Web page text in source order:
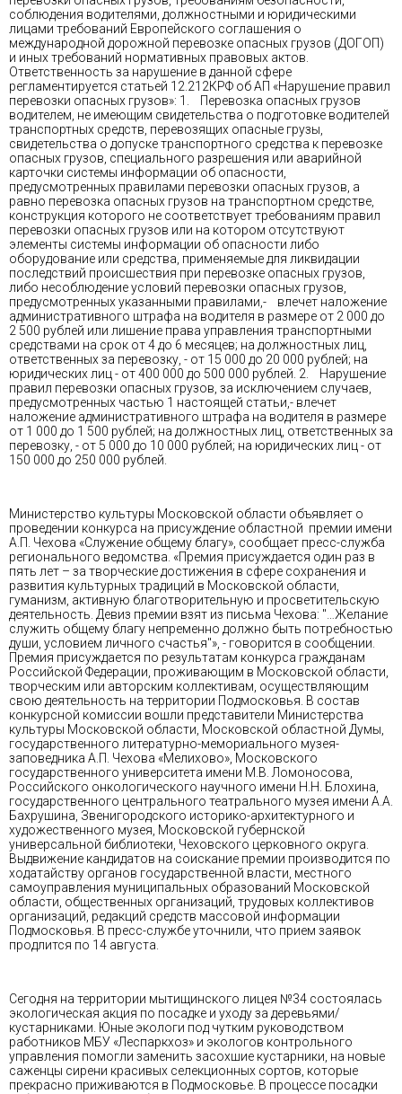
соблюдения водителями, должностными и юридическими
лицами требований Европейского соглашения о
международной дорожной перевозке опасных грузов (ДОГОП)
и иных требований нормативных правовых актов.
Ответственность за нарушение в данной сфере
регламентируется статьей 12.212КРФ об АП «Нарушение правил
перевозки опасных грузов»: 1. Перевозка опасных грузов
водителем, не имеющим свидетельства о подготовке водителей
транспортных средств, перевозящих опасные грузы,
свидетельства о допуске транспортного средства к перевозке
опасных грузов, специального разрешения или аварийной
карточки системы информации об опасности,
предусмотренных правилами перевозки опасных грузов, а
равно перевозка опасных грузов на транспортном средстве,
конструкция которого не соответствует требованиям правил
перевозки опасных грузов или на котором отсутствуют
элементы системы информации об опасности либо
оборудование или средства, применяемые для ликвидации
последствий происшествия при перевозке опасных грузов,
либо несоблюдение условий перевозки опасных грузов,
предусмотренных указанными правилами,- влечет наложение
административного штрафа на водителя в размере от 2 000 до
2 500 рублей или лишение права управления транспортными
средствами на срок от 4 до 6 месяцев; на должностных лиц,
ответственных за перевозку, - от 15 000 до 20 000 рублей; на
юридических лиц - от 400 000 до 500 000 рублей. 2. Нарушение
правил перевозки опасных грузов, за исключением случаев,
предусмотренных частью 1 настоящей статьи,- влечет
наложение административного штрафа на водителя в размере
от 1 000 до 1 500 рублей; на должностных лиц, ответственных за
перевозку, - от 5 000 до 10 000 рублей; на юридических лиц - от
150 000 до 250 000 рублей.
Министерство культуры Московской области объявляет о
проведении конкурса на присуждение областной премии имени
А.П. Чехова «Служение общему благу», сообщает пресс-служба
регионального ведомства. «Премия присуждается один раз в
пять лет – за творческие достижения в сфере сохранения и
развития культурных традиций в Московской области,
гуманизм, активную благотворительную и просветительскую
деятельность. Девиз премии взят из письма Чехова: "…Желание
служить общему благу непременно должно быть потребностью
души, условием личного счастья"», - говорится в сообщении.
Премия присуждается по результатам конкурса гражданам
Российской Федерации, проживающим в Московской области,
творческим или авторским коллективам, осуществляющим
свою деятельность на территории Подмосковья. В состав
конкурсной комиссии вошли представители Министерства
культуры Московской области, Московской областной Думы,
государственного литературно-мемориального музея-
заповедника А.П. Чехова «Мелихово», Московского
государственного университета имени М.В. Ломоносова,
Российского онкологического научного имени Н.Н. Блохина,
государственного центрального театрального музея имени А.А.
Бахрушина, Звенигородского историко-архитектурного и
художественного музея, Московской губернской
универсальной библиотеки, Чеховского церковного округа.
Выдвижение кандидатов на соискание премии производится по
ходатайству органов государственной власти, местного
самоуправления муниципальных образований Московской
области, общественных организаций, трудовых коллективов
организаций, редакций средств массовой информации
Подмосковья. В пресс-службе уточнили, что прием заявок
продлится по 14 августа.
Сегодня на территории мытищинского лицея №34 состоялась
экологическая акция по посадке и уходу за деревьями/
кустарниками. Юные экологи под чутким руководством
работников МБУ «Леспаркхоз» и экологов контрольного
управления помогли заменить засохшие кустарники, на новые
саженцы сирени красивых селекционных сортов, которые
прекрасно приживаются в Подмосковье. В процессе посадки